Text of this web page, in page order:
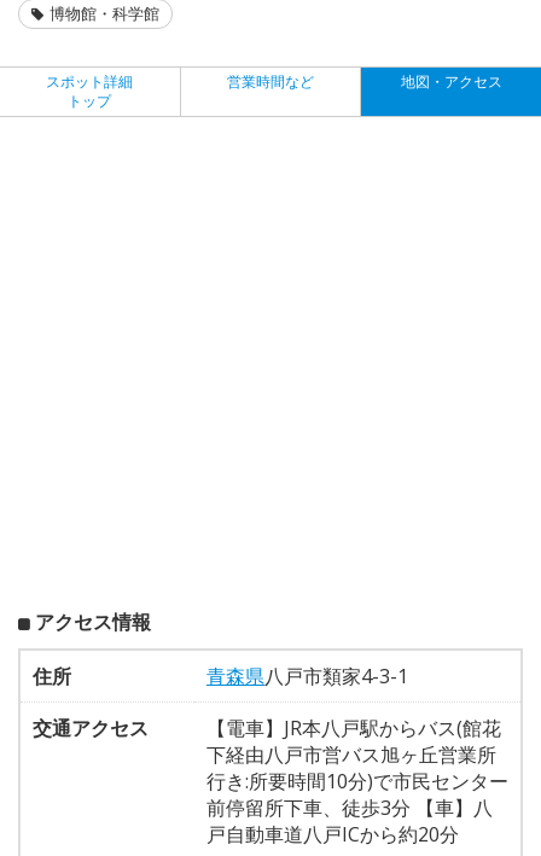
博物館・科学館
スポット詳細
トップ
営業時間など 地図・アクセス
アクセス情報
住所 青森県八戸市類家4-3-1
交通アクセス
【電車】JR本八戸駅からバス(館花
下経由八戸市営バス旭ヶ丘営業所
行き:所要時間10分)で市民センター
前停留所下車、徒歩3分 【車】八
戸自動車道八戸ICから約20分